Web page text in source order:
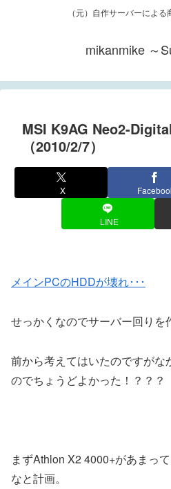
（元）自作サーバーによ
mikanmike ～
MSI K9AG Neo2-
（2010/2/7）
X
LINE
メインPCのHDDが壊れ･･･
せっかくなのでサーバー回りを
前から考えてはいたのですがな
のでちょうどよかった！？？？
まずAthlon X2 4000+があまっ
なと計画。